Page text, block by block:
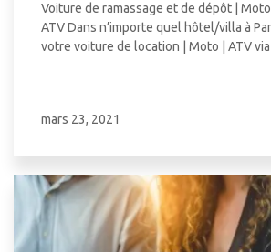
Voiture de ramassage et de dépôt |
ATV Dans n’importe quel hôtel/villa à
votre voiture de location | Moto | ATV
mars 23, 2021